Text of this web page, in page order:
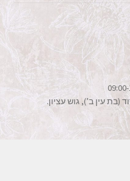
(בת עין ב’), גוש עציון.